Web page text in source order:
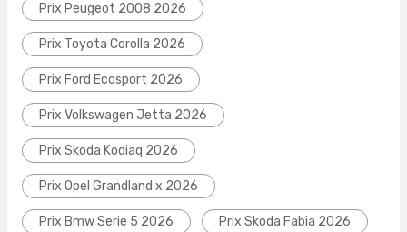
Prix Peugeot 2008 2026
Prix Toyota Corolla 2026
Prix Ford Ecosport 2026
Prix Volkswagen Jetta 2026
Prix Skoda Kodiaq 2026
Prix Opel Grandland x 2026
Prix Bmw Serie 5 2026 Prix Skoda Fabia 2026